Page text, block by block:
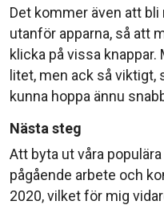
Det kommer även att
utanför apparna, så att
klicka på vissa
litet, men ack så
kunna hoppa ännu
Nästa steg
Att byta ut våra
pågående arbete och
2020, vilket för mig